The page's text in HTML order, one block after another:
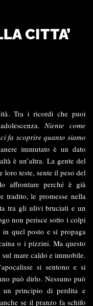
CITTA’
Tra i ricordi che puoi
Niente come
fa scoprire quanto siamo
immutato è un dato
è un’altra. La gente del
loro teste, sente il peso del
affrontare perché è già
tradito, le promesse nella
tra gli ulivi bruciati e un
non perisce sotto i colpi
quel posto e si propaga
o i pizzini. Ma questo
sul mare caldo e immobile.
si sentono e si
può dirlo. Nessuno può
un principio di perdita e
se il pranzo fa schifo